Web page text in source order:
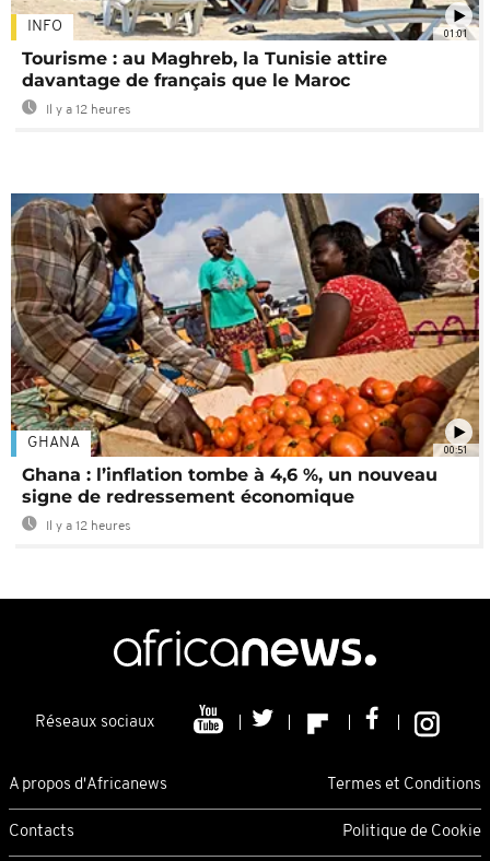
01:01
INFO
Tourisme : au Maghreb, la Tunisie attire
davantage de français que le Maroc
Il y a 12 heures
00:51
GHANA
Ghana : l’inflation tombe à 4,6 %, un nouveau
signe de redressement économique
Il y a 12 heures
Réseaux sociaux
A propos d'Africanews Termes et Conditions
Contacts Politique de Cookie